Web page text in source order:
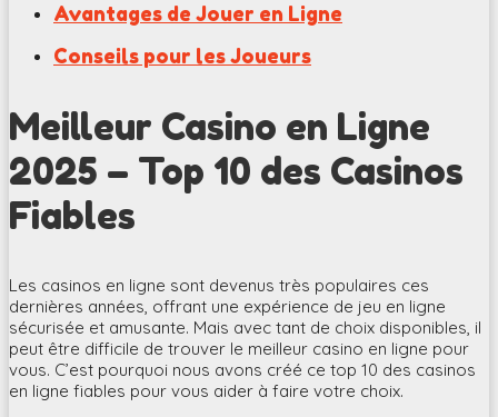
Avantages de Jouer en Ligne
Conseils pour les Joueurs
Meilleur Casino en Ligne
2025 – Top 10 des Casinos
Fiables
Les casinos en ligne sont devenus très populaires ces
dernières années, offrant une expérience de jeu en ligne
sécurisée et amusante. Mais avec tant de choix disponibles, il
peut être difficile de trouver le meilleur casino en ligne pour
vous. C’est pourquoi nous avons créé ce top 10 des casinos
en ligne fiables pour vous aider à faire votre choix.